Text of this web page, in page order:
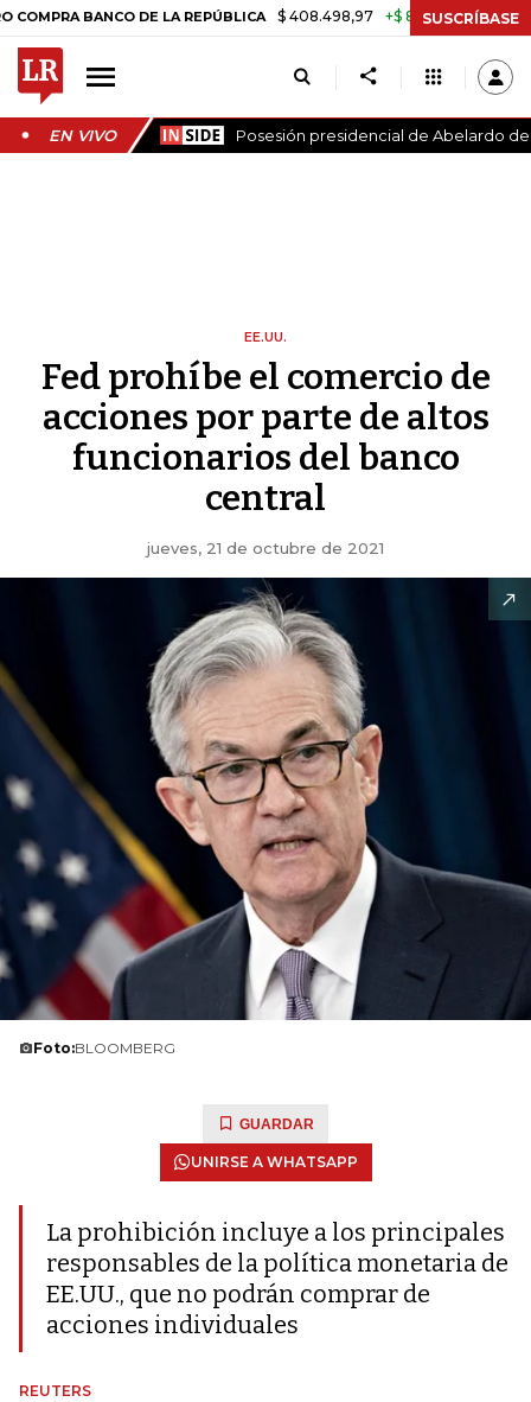
BANCO DE LA REPÚBLICA $ 408.498,97 +$ 8.753,81 +2,19%
SUSCRÍBASE
EN VIVO Posesión presidencial de Abelardo de
EE.UU.
Fed prohíbe el comercio de
acciones por parte de altos
funcionarios del banco
central
jueves, 21 de octubre de 2021
Foto:BLOOMBERG
GUARDAR
UNIRSE A WHATSAPP
La prohibición incluye a los principales
responsables de la política monetaria de
EE.UU., que no podrán comprar de
acciones individuales
REUTERS